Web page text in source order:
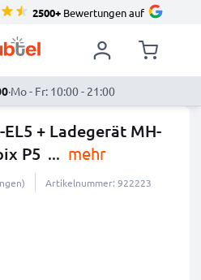
2500+Bewertungen auf
·Mo - Fr: 10:00 - 21:00
+ Ladegerät MH-
P5 ... mehr
Artikelnummer: 922223